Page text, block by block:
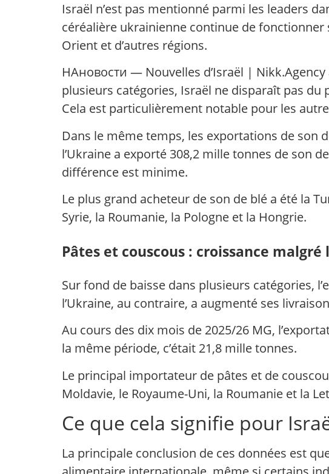
Israël n’est pas mentionné parmi les leaders
céréalière ukrainienne continue de
Orient et d’autres régions.
НАновости — Nouvelles d’Israël |
plusieurs catégories, Israël ne disparaît pas
Cela est particulièrement notable pour les
Dans le même temps, les exportations de son
l’Ukraine a exporté 308,2 mille tonnes de son
différence est minime.
Le plus grand acheteur de son de blé a été la
Syrie, la Roumanie, la Pologne et la Hongrie.
Pâtes et couscous : croissance
Sur fond de baisse dans plusieurs catégories,
l’Ukraine, au contraire, a augmenté ses
Au cours des dix mois de 2025/26 MG,
la même période, c’était 21,8 mille tonnes.
Le principal importateur de pâtes et de
Moldavie, le Royaume-Uni, la Roumanie et la
Ce que cela signifie pour
La principale conclusion de ces données est